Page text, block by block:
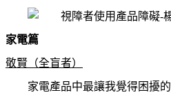
家電篇
敬賢（全盲者）
家電產品中最讓我覺得困擾